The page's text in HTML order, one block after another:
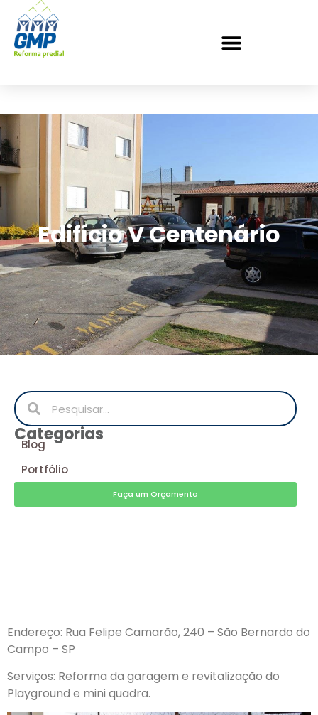
Edifício V Centenário
Categorias
Blog
Portfólio
Faça um Orçamento
Endereço: Rua Felipe Camarão, 240 – São Bernardo do
Campo – SP
Serviços: Reforma da garagem e revitalização do
Playground e mini quadra.